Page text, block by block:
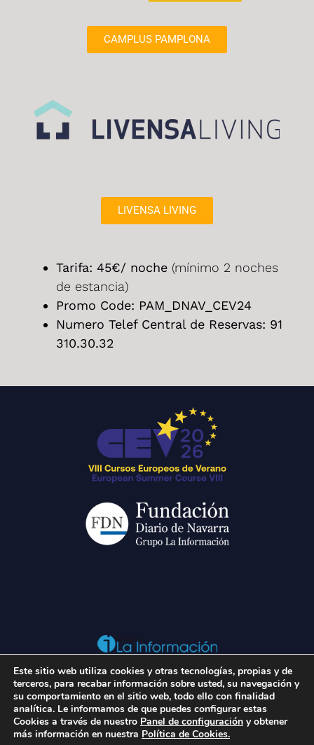
CAMPLUS PAMPLONA
LIVENSA LIVING
Tarifa: 45€/ noche (mínimo 2 noches
de estancia)
Promo Code: PAM_DNAV_CEV24
Numero Telef Central de Reservas: 91
310.30.32
Enlaces recomendados
Aviso legal |Política de privacidad|Política de cookies
Este sitio web utiliza cookies y otras tecnologías, propias y de
terceros, para recabar información sobre usted, su navegación y
su comportamiento en el sitio web, todo ello con finalidad
analítica. Le informamos de que puedes configurar estas
Cookies a través de nuestro Panel de configuración y obtener
más información en nuestra Política de Cookies.